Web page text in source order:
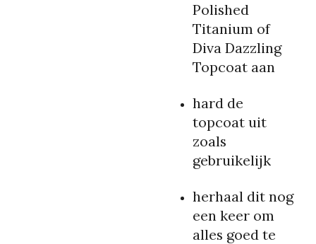
Polished
Titanium of
Diva Dazzling
Topcoat aan
hard de
topcoat uit
zoals
gebruikelijk
herhaal dit nog
een keer om
alles goed te